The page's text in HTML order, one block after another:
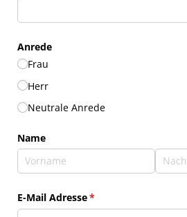
Anrede
Frau
Herr
Neutrale Anrede
Name
E-Mail Adresse*
(erforderlich)